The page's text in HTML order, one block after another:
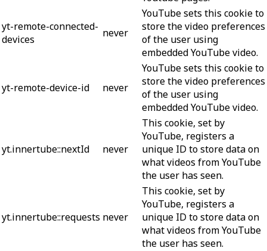
yt-remote-connected-
devices
never
YouTube sets this cookie to
store the video preferences
of the user using
embedded YouTube video.
yt-remote-device-id never
YouTube sets this cookie to
store the video preferences
of the user using
embedded YouTube video.
yt.innertube::nextId never
This cookie, set by
YouTube, registers a
unique ID to store data on
what videos from YouTube
the user has seen.
yt.innertube::requests never
This cookie, set by
YouTube, registers a
unique ID to store data on
what videos from YouTube
the user has seen.